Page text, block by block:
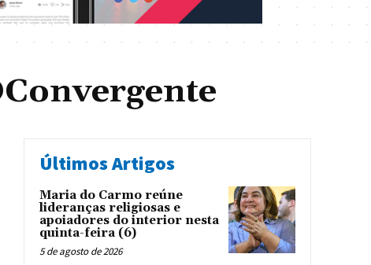
Últimos Artigos
Maria do Carmo reúne
lideranças religiosas e
apoiadores do interior nesta
quinta-feira (6)
5 de agosto de 2026